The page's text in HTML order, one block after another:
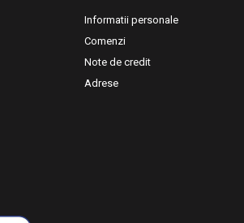
Informatii personale
Comenzi
Note de credit
Adrese